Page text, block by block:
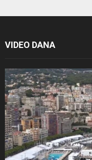
VIDEO DANA